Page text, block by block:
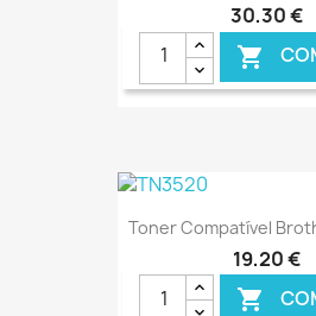
30,30 €

Toner Compatível
19,20 €
